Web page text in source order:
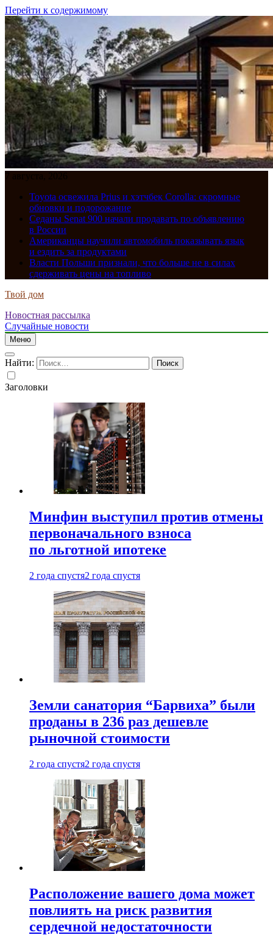
Перейти к содержимому
7 августа, 2026
Toyota освежила Prius и хэтчбек Corolla: скромные
обновки и подорожание
Седаны Senat 900 начали продавать по объявлению
в России
Американцы научили автомобиль показывать язык
и ездить за продуктами
Власти Польши признали, что больше не в силах
сдерживать цены на топливо
Твой дом
Новостная рассылка
Случайные новости
Меню
Найти:
Заголовки
Минфин выступил против отмены
первоначального взноса
по льготной ипотеке
2 года спустя2 года спустя
Земли санатория “Барвиха” были
проданы в 236 раз дешевле
рыночной стоимости
2 года спустя2 года спустя
Расположение вашего дома может
повлиять на риск развития
сердечной недостаточности